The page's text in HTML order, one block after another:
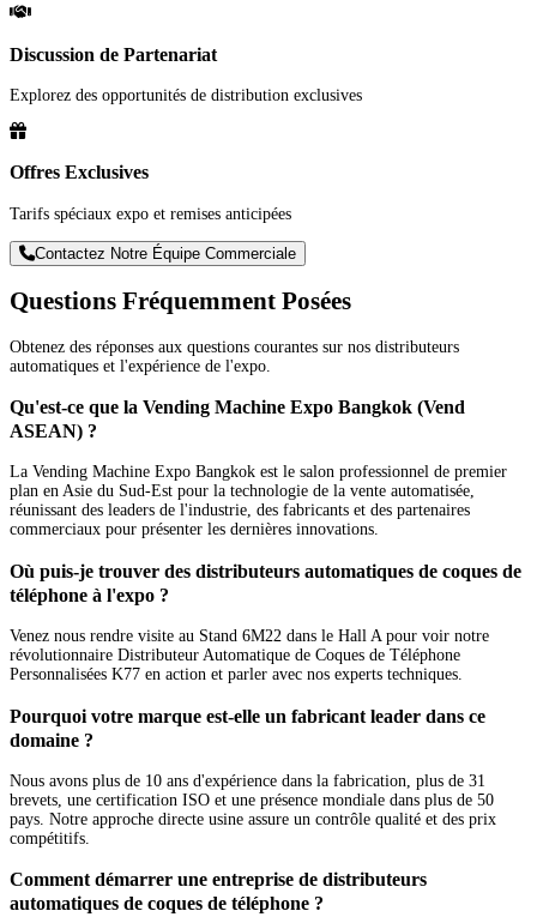
Discussion de Partenariat
Explorez des opportunités de distribution exclusives
Offres Exclusives
Tarifs spéciaux expo et remises anticipées
Contactez Notre Équipe Commerciale
Questions Fréquemment Posées
Obtenez des réponses aux questions courantes sur nos distributeurs
automatiques et l'expérience de l'expo.
Qu'est-ce que la Vending Machine Expo Bangkok (Vend
ASEAN) ?
La Vending Machine Expo Bangkok est le salon professionnel de premier
plan en Asie du Sud-Est pour la technologie de la vente automatisée,
réunissant des leaders de l'industrie, des fabricants et des partenaires
commerciaux pour présenter les dernières innovations.
Où puis-je trouver des distributeurs automatiques de coques de
téléphone à l'expo ?
Venez nous rendre visite au Stand 6M22 dans le Hall A pour voir notre
révolutionnaire Distributeur Automatique de Coques de Téléphone
Personnalisées K77 en action et parler avec nos experts techniques.
Pourquoi votre marque est-elle un fabricant leader dans ce
domaine ?
Nous avons plus de 10 ans d'expérience dans la fabrication, plus de 31
brevets, une certification ISO et une présence mondiale dans plus de 50
pays. Notre approche directe usine assure un contrôle qualité et des prix
compétitifs.
Comment démarrer une entreprise de distributeurs
automatiques de coques de téléphone ?